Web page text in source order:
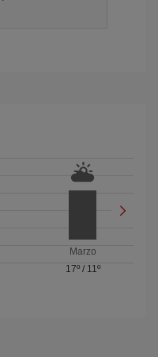
Marzo
17º/ 11º